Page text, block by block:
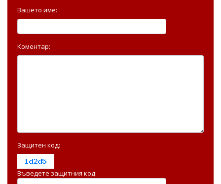
Вашето име:
Коментар:
Защитен код:
Въведете защитния код: